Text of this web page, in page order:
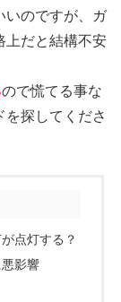
いのですが、ガ
上だと結構不安
ので慌てる事な
を探してくださ
点灯する？
影響